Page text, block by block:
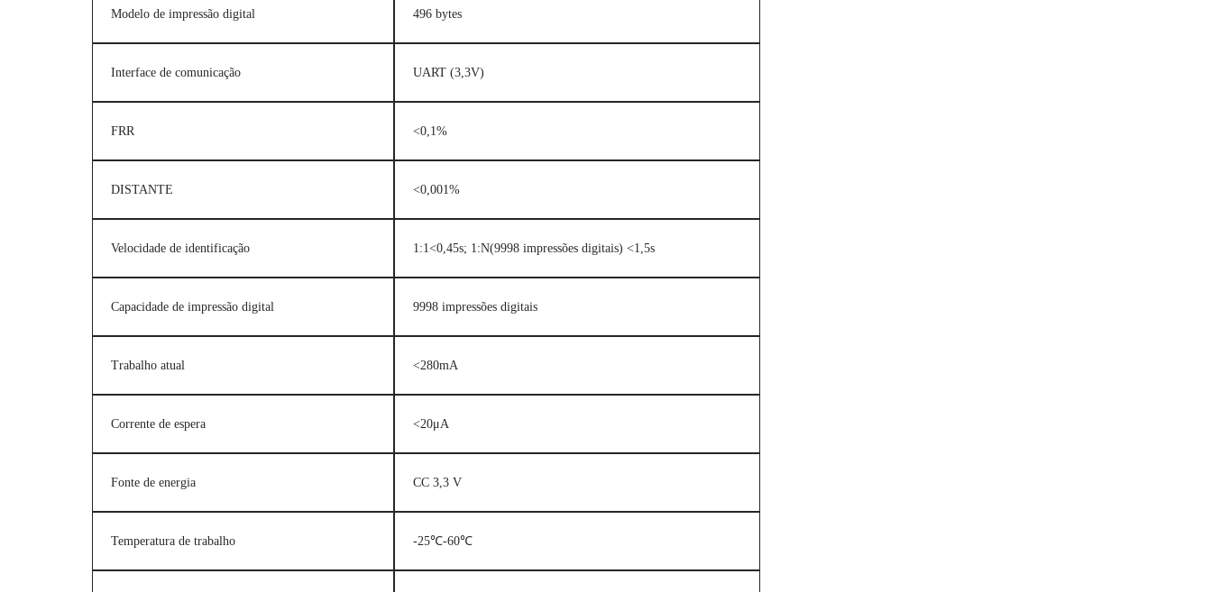
Modelo de impressão digital 496 bytes
Interface de comunicação UART (3,3V)
FRR <0,1%
DISTANTE <0,001%
Velocidade de identificação 1:1<0,45s; 1:N(9998 impressões digitais) <1,5s
Capacidade de impressão digital 9998 impressões digitais
Trabalho atual <280mA
Corrente de espera <20μA
Fonte de energia CC 3,3 V
Temperatura de trabalho -25℃-60℃